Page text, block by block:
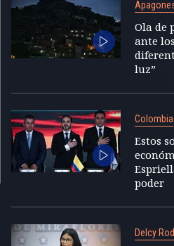
Ola de
ante
luz”
Colombia
Estos
poder
Delcy